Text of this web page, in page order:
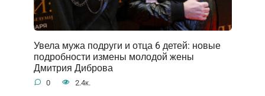
Увела мужа подруги и отца 6 детей: новые
подробности измены молодой жены
Дмитрия Диброва
0 2.4к.